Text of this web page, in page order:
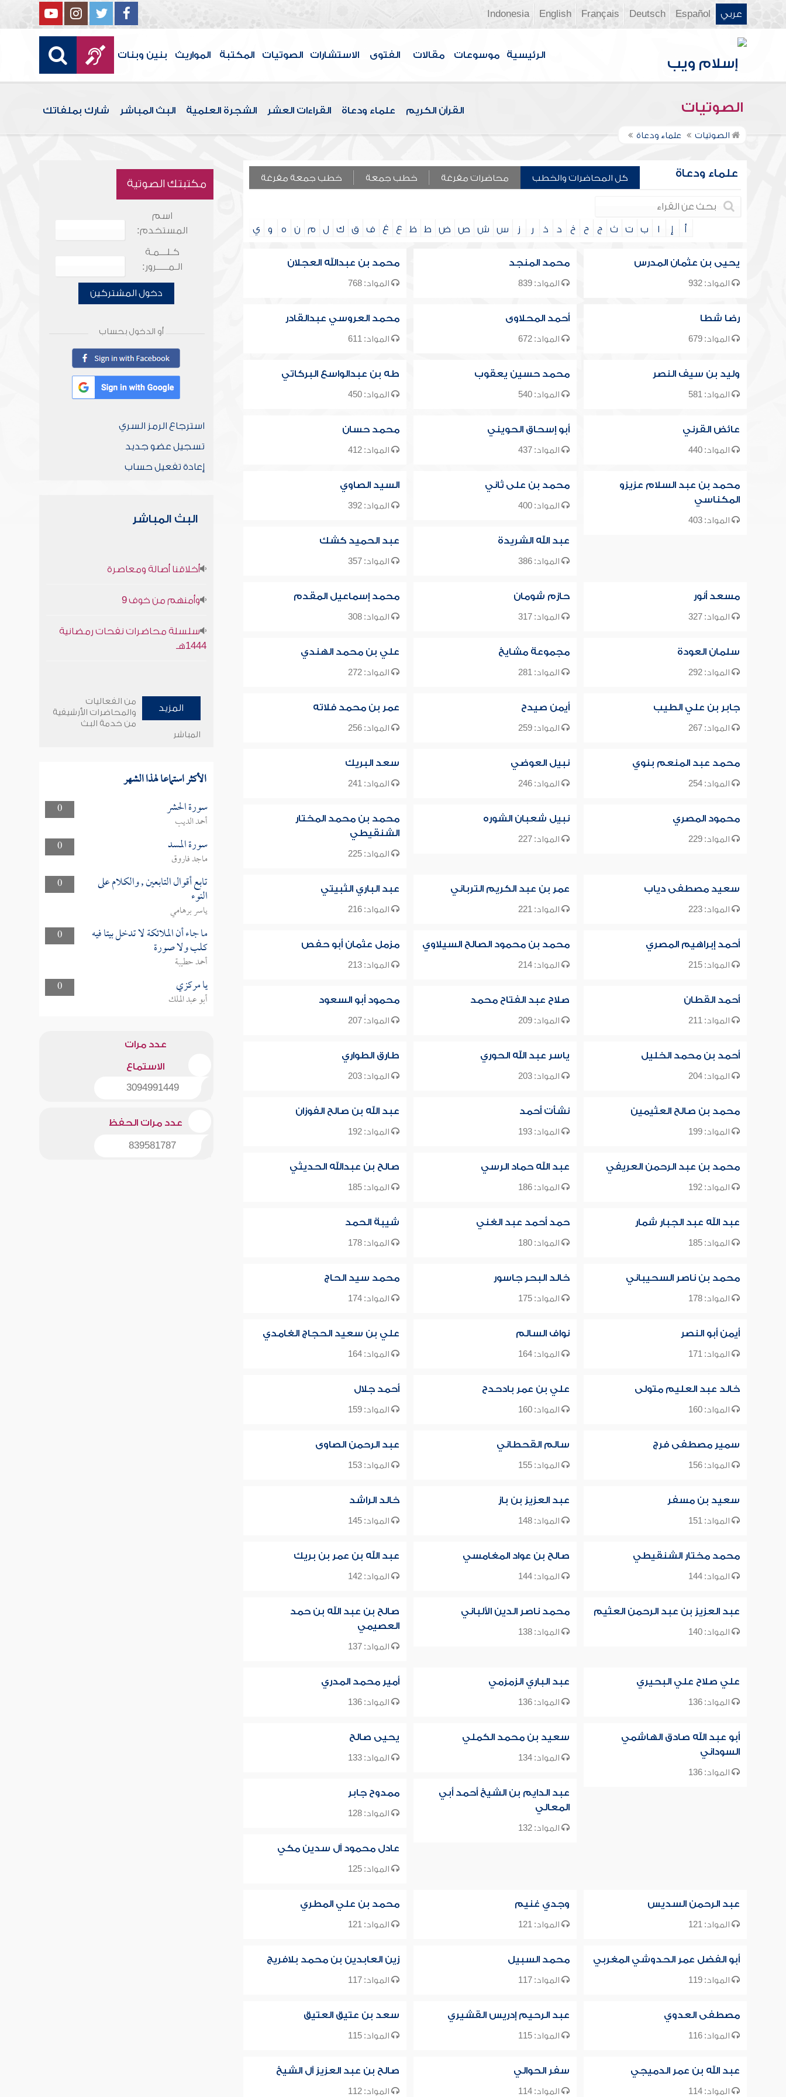
عربي Español
Deutsch
Français
English
Indonesia
الرئيسية موسوعات مقالات الفتوى الاستشارات الصوتيات المكتبة المواريث بنين وبنات
الصوتيات القرآن الكريم علماء ودعاة القراءات العشر الشجرة العلمية البث المباشر شارك بملفاتك
الصوتيات علماء ودعاة
علماء ودعاة كل المحاضرات والخطب محاضرات مفرغة خطب جمعة خطب جمعة مفرغة
أ إ ا ب ت ث ج ح خ د ذ ر ز س ش ص ض ط ظ ع غ ف ق ك ل م ن ه و ي
يحيى بن عثمان المدرس
المواد: 932
محمد المنجد
المواد: 839
محمد بن عبدالله العجلان
المواد: 768
رضا شطا
المواد: 679
أحمد المحلاوى
المواد: 672
محمد العروسي عبدالقادر
المواد: 611
وليد بن سيف النصر
المواد: 581
محمد حسين يعقوب
المواد: 540
طه بن عبدالواسع البركاتي
المواد: 450
عائض القرني
المواد: 440
أبو إسحاق الحويني
المواد: 437
محمد حسان
المواد: 412
محمد بن عبد السلام عزيزو
المكناسي
المواد: 403
محمد بن على ثاني
المواد: 400
السيد الصاوي
المواد: 392
عبد الله الشريدة
المواد: 386
عبد الحميد كشك
المواد: 357
مسعد أنور
المواد: 327
حازم شومان
المواد: 317
محمد إسماعيل المقدم
المواد: 308
سلمان العودة
المواد: 292
مجموعة مشايخ
المواد: 281
علي بن محمد الهندي
المواد: 272
جابر بن علي الطيب
المواد: 267
أيمن صيدح
المواد: 259
عمر بن محمد فلاته
المواد: 256
محمد عبد المنعم بنوي
المواد: 254
نبيل العوضي
المواد: 246
سعد البريك
المواد: 241
محمود المصري
المواد: 229
نبيل شعبان الشوره
المواد: 227
محمد بن محمد المختار
الشنقيطي
المواد: 225
سعيد مصطفى دياب
المواد: 223
عمر بن عبد الكريم الترباني
المواد: 221
عبد الباري الثبيتي
المواد: 216
أحمد إبراهيم المصري
المواد: 215
محمد بن محمود الصالح السيلاوي
المواد: 214
مزمل عثمان أبو حفص
المواد: 213
أحمد القطان
المواد: 211
صلاح عبد الفتاح محمد
المواد: 209
محمود أبو السعود
المواد: 207
أحمد بن محمد الخليل
المواد: 204
ياسر عبد الله الحوري
المواد: 203
طارق الطواري
المواد: 203
محمد بن صالح العثيمين
المواد: 199
نشأت أحمد
المواد: 193
عبد الله بن صالح الفوزان
المواد: 192
محمد بن عبد الرحمن العريفي
المواد: 192
عبد الله حماد الرسي
المواد: 186
صالح بن عبدالله الحديثي
المواد: 185
عبد الله عبد الجبار شمار
المواد: 185
حمد أحمد عبد الغني
المواد: 180
شيبة الحمد
المواد: 178
محمد بن ناصر السحيباني
المواد: 178
خالد البحر جاسور
المواد: 175
محمد سيد الحاج
المواد: 174
أيمن أبو النصر
المواد: 171
نواف السالم
المواد: 164
علي بن سعيد الحجاج الغامدي
المواد: 164
خالد عبد العليم متولى
المواد: 160
علي بن عمر بادحدح
المواد: 160
أحمد جلال
المواد: 159
سمير مصطفى فرج
المواد: 156
سالم القحطاني
المواد: 155
عبد الرحمن الصاوى
المواد: 153
سعيد بن مسفر
المواد: 151
عبد العزيز بن باز
المواد: 148
خالد الراشد
المواد: 145
محمد مختار الشنقيطي
المواد: 144
صالح بن عواد المغامسي
المواد: 144
عبد الله بن عمر بن بريك
المواد: 142
عبد العزيز بن عبد الرحمن العثيم
المواد: 140
محمد ناصر الدين الألباني
المواد: 138
صالح بن عبد الله بن حمد
العصيمي
المواد: 137
علي صلاح علي البحيري
المواد: 136
عبد الباري الزمزمي
المواد: 136
أمير محمد المدري
المواد: 136
أبو عبد الله صادق الهاشمي
السوداني
المواد: 136
سعيد بن محمد الكملي
المواد: 134
يحيى صالح
المواد: 133
عبد الدايم بن الشيخ أحمد أبي
المعالي
المواد: 132
ممدوح جابر
المواد: 128
عادل محمود آل سدين مكي
المواد: 125
عبد الرحمن السديس
المواد: 121
وجدي غنيم
المواد: 121
محمد بن علي المطري
المواد: 121
أبو الفضل عمر الحدوشي المغربي
المواد: 119
محمد السبيل
المواد: 117
زين العابدين بن محمد بلافريج
المواد: 117
مصطفى العدوي
المواد: 116
عبد الرحيم إدريس القشيري
المواد: 115
سعد بن عتيق العتيق
المواد: 115
عبد الله بن عمر الدميجي
المواد: 114
سفر الحوالي
المواد: 114
صالح بن عبد العزيز آل الشيخ
المواد: 112
مكتبتك الصوتية
اسم
المستخدم:
كـلـــمـة
الـمـــــرور:
دخول المشتركين
أو الدخول بحساب
استرجاع الرمز السري
تسجيل عضو جديد
إعادة تفعيل حساب
البث المباشر
أخلاقنا أصالة ومعاصرة
وأمنهم من خوف 9
سلسلة محاضرات نفحات رمضانية
1444هـ
المزيد
من الفعاليات
والمحاضرات الأرشيفية
من خدمة البث
المباشر
الأكثر استماعا لهذا الشهر
0 سورة الحشر
أحمد الديب
0
سورة المسد
ماجد فاروق
0
تابع أقوال التابعين , والكلام على
النوء
ياسر برهامي
0
ما جاء أن الملائكة لا تدخل بيتا فيه
كلب ولا صورة
أحمد حطيبة
0
يا مركزي
أبو عبد الملك
عدد مرات
الاستماع
3094991449
عدد مرات الحفظ
839581787